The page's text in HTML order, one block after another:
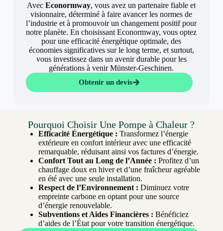
AvecEconormway, vous avez un partenaire fiable et
visionnaire, déterminé à faire avancer les normes de
l’industrie et à promouvoir un changement positif pour
notre planète. En choisissant Econormway, vous optez
pour une efficacité énergétique optimale, des
économies significatives sur le long terme, et surtout,
vous investissez dans un avenir durable pour les
générations à venir Münster-Geschinen.
Obtenir un devis
Pourquoi Choisir Une Pompe à Chaleur ?
Efficacité Énergétique : Transformez l’énergie
extérieure en confort intérieur avec une efficacité
remarquable, réduisant ainsi vos factures d’énergie.
Confort Tout au Long de l’Année : Profitez d’un
chauffage doux en hiver et d’une fraîcheur agréable
en été avec une seule installation.
Respect de l’Environnement : Diminuez votre
empreinte carbone en optant pour une source
d’énergie renouvelable.
Subventions et Aides Financières : Bénéficiez
d’aides de l’État pour votre transition énergétique.